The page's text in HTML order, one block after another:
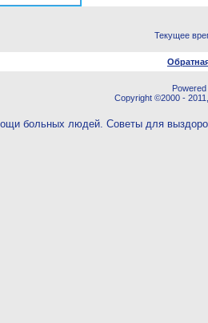
Текущее
Copyright ©2000 -
больных людей. Советы для